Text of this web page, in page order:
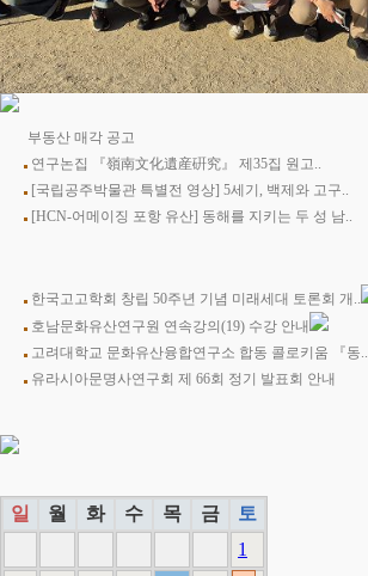
부동산 매각 공고
연구논집 『嶺南⽂化遺産硏究』 제35집 원고..
[국립공주박물관 특별전 영상] 5세기, 백제와 고구..
[HCN-어메이징 포항 유산] 동해를 지키는 두 성 남..
한국고고학회 창립 50주년 기념 미래세대 토론회 개..
호남문화유산연구원 연속강의(19) 수강 안내
고려대학교 문화유산융합연구소 합동 콜로키움 『동..
유라시아문명사연구회 제 66회 정기 발표회 안내
일 월 화 수 목 금
토
1